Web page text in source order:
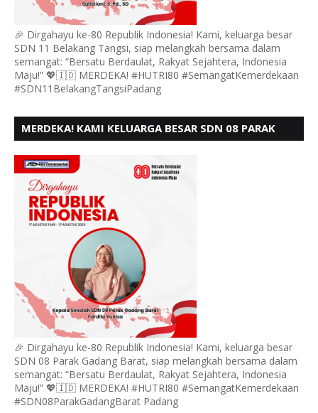
🎉 Dirgahayu ke-80 Republik Indonesia! Kami, keluarga besar
SDN 11 Belakang Tangsi, siap melangkah bersama dalam
semangat: “Bersatu Berdaulat, Rakyat Sejahtera, Indonesia
Maju!” 💖🇮🇩 MERDEKA! #HUTRI80 #SemangatKemerdekaan
#SDN11BelakangTangsiPadang
MERDEKA! KAMI KELUARGA BESAR SDN 08 PARAK
- 80,
🎉 Dirgahayu ke-80 Republik Indonesia! Kami, keluarga besar
SDN 08 Parak Gadang Barat, siap melangkah bersama dalam
semangat: “Bersatu Berdaulat, Rakyat Sejahtera, Indonesia
Maju!” 💖🇮🇩 MERDEKA! #HUTRI80 #SemangatKemerdekaan
#SDN08ParakGadangBarat Padang